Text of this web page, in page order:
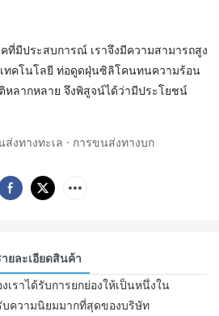
ที่มีประสบการณ์ เราจึงมีความสามารถสูง
ทคโนโลยี ท่อดูดฝุ่นซิลิโคนทนความร้อน
ลากหลาย จึงพิสูจน์ได้ว่ามีประโยชน์
ส่งทางทะเล · การขนส่งทางบก
ยละเอียดสินค้า
ราได้รับการยกย่องให้เป็นหนึ่งใน
ความนิยมมากที่สุดของบริษัท